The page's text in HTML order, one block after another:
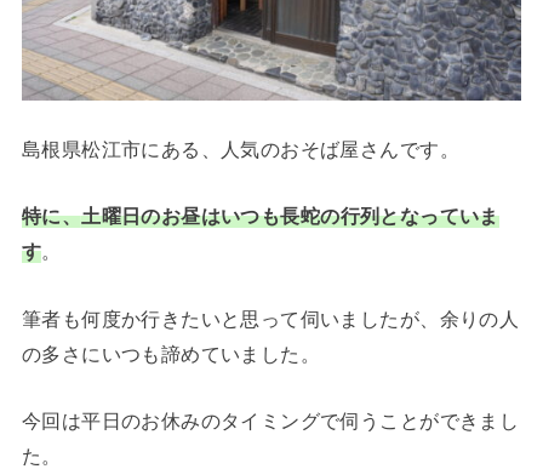
島根県松江市にある、人気のおそば屋さんです。
特に、土曜日のお昼はいつも長蛇の行列となっていま
す。
筆者も何度か行きたいと思って伺いましたが、余りの人
の多さにいつも諦めていました。
今回は平日のお休みのタイミングで伺うことができまし
た。